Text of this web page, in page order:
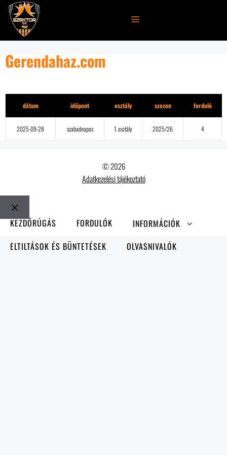
Kilépés
tartalomba
MENÜ
Gerendahaz.com
dátum időpont osztály szezon forduló
2025-09-28 szabadnapos 1. osztály 2025/26 4
© 2026
Adatkezelési tájékoztató
Bezár
KEZDŐRÚGÁS FORDULÓK
INFORMÁCIÓK
ELTILTÁSOK ÉS BÜNTETÉSEK
OLVASNIVALÓK